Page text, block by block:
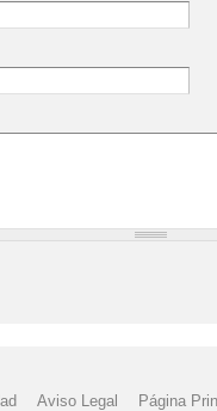
Aviso Legal Página